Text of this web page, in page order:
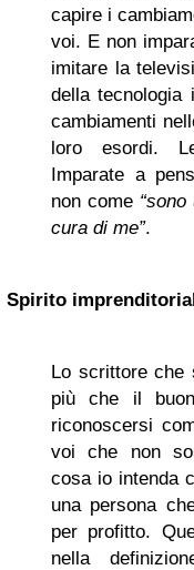
capire i
voi. E non
imitare la
della tecnologia
cambiamenti
loro esordi.
Imparate a
non come
cura di me”.
Spirito
Lo scrittore che
più che il
riconoscersi
voi che non
cosa io intenda
una persona
per profitto.
nella